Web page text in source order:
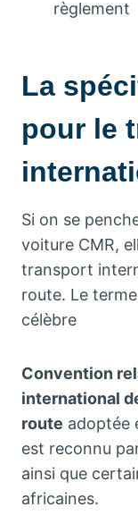
règlement
La
pour le
Si on se
voiture CMR,
transport
route. Le
célèbre
Convention
international
route adoptée
est reconnu
ainsi que
africaines.